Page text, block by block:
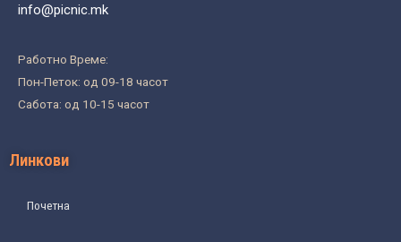
info@picnic.mk
Работно Време:
Пон-Петок: од 09-18 часот
Сабота: од 10-15 часот
Линкови
Почетна